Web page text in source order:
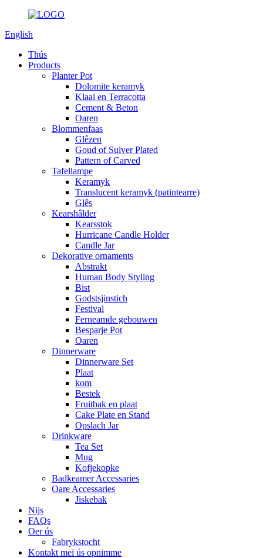
English
Thús
Products
Planter Pot
Dolomite keramyk
Klaai en Terracotta
Cement & Beton
Oaren
Blommenfaas
Glêzen
Goud of Sulver Plated
Pattern of Carved
Tafellampe
Keramyk
Translucent keramyk (patintearre)
Glês
Kearshâlder
Kearsstok
Hurricane Candle Holder
Candle Jar
Dekorative ornaments
Abstrakt
Human Body Styling
Bist
Godstsjinstich
Festival
Ferneamde gebouwen
Besparje Pot
Oaren
Dinnerware
Dinnerware Set
Plaat
kom
Bestek
Fruitbak en plaat
Cake Plate en Stand
Opslach Jar
Drinkware
Tea Set
Mug
Kofjekopke
Badkeamer Accessaries
Oare Accessaries
Jiskebak
Nijs
FAQs
Oer ús
Fabrykstocht
Kontakt mei ús opnimme